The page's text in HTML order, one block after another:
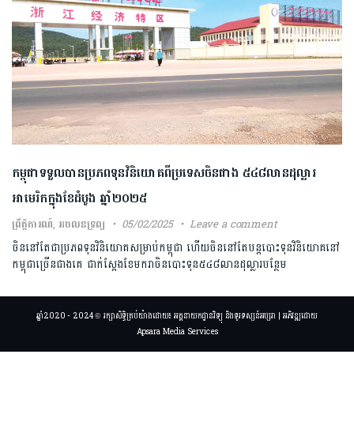
កម្ពុជា​ទទួលបានប្រភពទុនវិនិយោគពីប្រទេសចិន​ជាង​ ៥៤៨​លានដុល្លារ
អាមេរិក​ក្នុងខែដំបូង​ ឆ្នាំ២០២៥​
ព្រឹត្តិការណ៍, អចលនទ្រព្យ 05/02/2025 Leave a comment
ចិន​នៅតែជា​ប្រភពទុនវិនិយោគ​សម្រាប់​កម្ពុជា ហើយចិននៅតែបន្ត​បោះទុនវិនិយោគនៅ
កម្ពុជា​ច្រើនជាងគេ ជាក់ស្ដែង​ខែមករា​ចិនបោះទុន៥៤៨លានដុល្លារបន្ថែម
ឆ្នាំ2020 - 2024 © រក្សាសិទ្ធិគ្រប់យ៉ាងដោយ៖ អគ្គនាយកដ្ឋានវិទ្យុ និងទូរទស្សន៍អប្សរា | អភិវឌ្ឍដោយ
Apsara Media Services